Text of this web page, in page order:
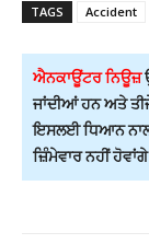
TAGS Accident
ਐਨਕਾਊਂਟਰ ਨਿਊਜ਼
ਜਾਂਦੀਆਂ ਹਨ ਅਤੇ
ਇਸਲਈ ਧਿਆਨ
ਜ਼ਿੰਮੇਵਾਰ ਨਹੀਂ